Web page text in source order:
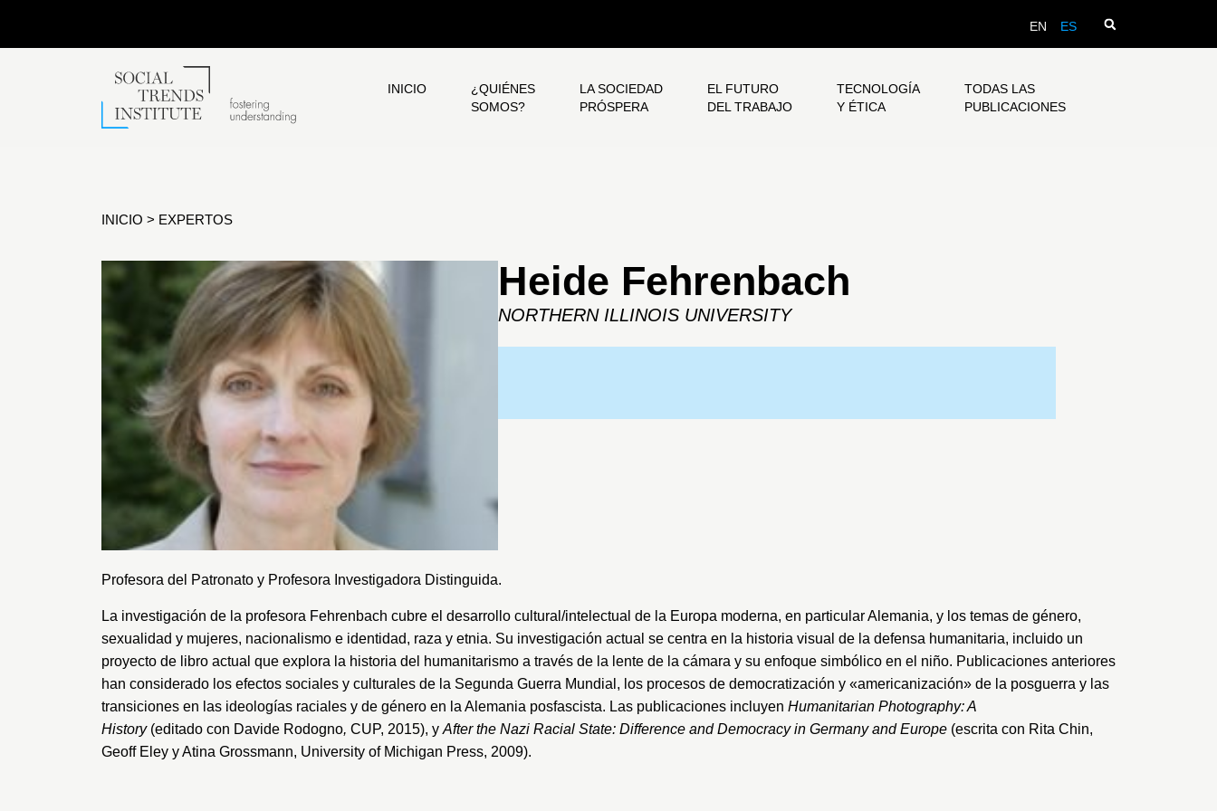
EN ES
INICIO
¿QUIÉNES
SOMOS?
LA SOCIEDAD
PRÓSPERA
EL FUTURO
DEL TRABAJO
TECNOLOGÍA
Y ÉTICA
TODAS LAS
PUBLICACIONES
INICIO > EXPERTOS
Heide Fehrenbach
NORTHERN ILLINOIS UNIVERSITY
Profesora del Patronato y Profesora Investigadora Distinguida.
La investigación de la profesora Fehrenbach cubre el desarrollo cultural/intelectual de la Europa moderna, en particular Alemania, y los temas de género,
sexualidad y mujeres, nacionalismo e identidad, raza y etnia. Su investigación actual se centra en la historia visual de la defensa humanitaria, incluido un
proyecto de libro actual que explora la historia del humanitarismo a través de la lente de la cámara y su enfoque simbólico en el niño. Publicaciones anteriores
han considerado los efectos sociales y culturales de la Segunda Guerra Mundial, los procesos de democratización y «americanización» de la posguerra y las
transiciones en las ideologías raciales y de género en la Alemania posfascista. Las publicaciones incluyen Humanitarian Photography: A
History (editado con Davide Rodogno, CUP, 2015), y After the Nazi Racial State: Difference and Democracy in Germany and Europe (escrita con Rita Chin,
Geoff Eley y Atina Grossmann, University of Michigan Press, 2009).